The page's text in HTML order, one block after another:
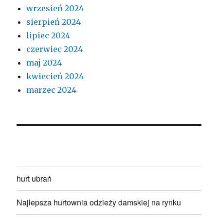
wrzesień 2024
sierpień 2024
lipiec 2024
czerwiec 2024
maj 2024
kwiecień 2024
marzec 2024
hurt ubrań
Najlepsza hurtownia odzieży damskiej na rynku